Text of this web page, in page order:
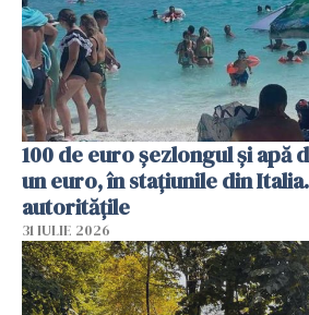
100 de euro șezlongul și apă
un euro, în stațiunile din
autoritățile
31 IULIE 2026